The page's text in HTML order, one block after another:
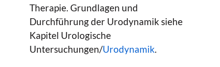
Therapie. Grundlagen und
Durchführung der Urodynamik siehe
Kapitel Urologische
Untersuchungen/Urodynamik.